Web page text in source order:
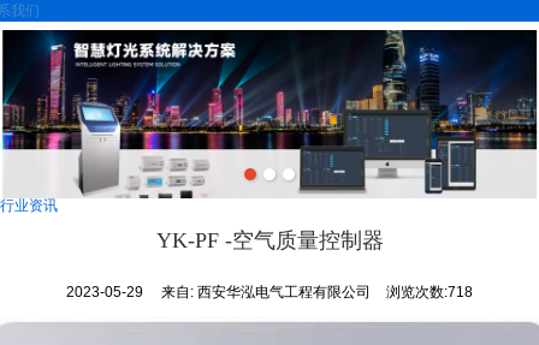
我们
行业资讯
YK-PF -空气质量控制器
2023-05-29 来自: 西安华泓电气工程有限公司 浏览次数:718